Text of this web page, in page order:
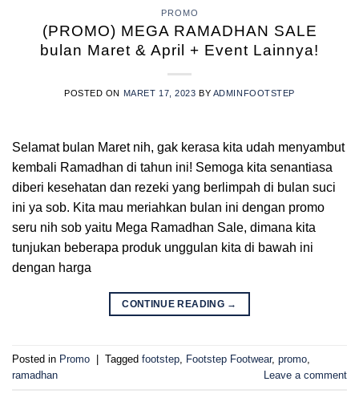
PROMO
(PROMO) MEGA RAMADHAN SALE
bulan Maret & April + Event Lainnya!
POSTED ON MARET 17, 2023 BY ADMINFOOTSTEP
Selamat bulan Maret nih, gak kerasa kita udah menyambut
kembali Ramadhan di tahun ini! Semoga kita senantiasa
diberi kesehatan dan rezeki yang berlimpah di bulan suci
ini ya sob. Kita mau meriahkan bulan ini dengan promo
seru nih sob yaitu Mega Ramadhan Sale, dimana kita
tunjukan beberapa produk unggulan kita di bawah ini
dengan harga
CONTINUE READING →
Posted in Promo | Tagged footstep Footstep Footwear, promo
ramadhan
Leave a comment